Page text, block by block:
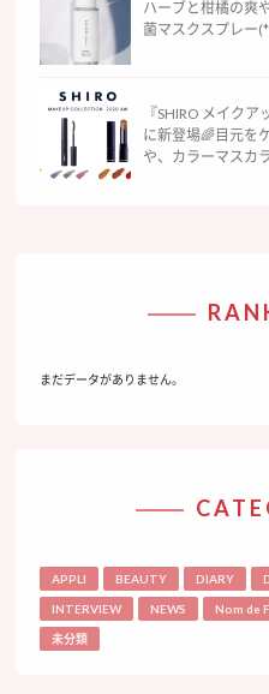
ハーブと柑橘の爽
菌マスクスプレー
『SHIRO メイク
に新登場🌈目元を
や、カラーマスカ
まだデータがありません。
APPLI BEAUTY DIARY
INTERVIEW NEWS Nom de
未分類